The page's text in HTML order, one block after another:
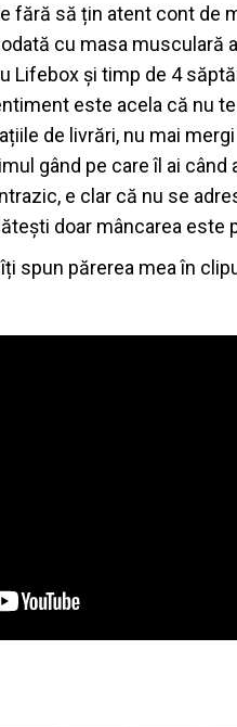
fără să țin atent cont de
cu masa musculară
Lifebox și timp de 4
este acela că nu
de livrări, nu mai
gând pe care îl ai
e clar că nu se
doar mâncarea este
spun părerea mea în